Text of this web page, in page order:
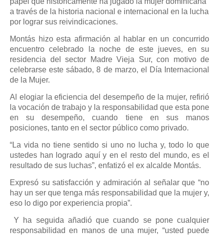
a través de la historia nacional e internacional en la lucha
por lograr sus reivindicaciones.
Montás hizo esta afirmación al hablar en un concurrido
encuentro celebrado la noche de este jueves, en su
residencia del sector Madre Vieja Sur, con motivo de
celebrarse este sábado, 8 de marzo, el Día Internacional
de la Mujer.
Al elogiar la eficiencia del desempeño de la mujer, refirió
la vocación de trabajo y la responsabilidad que esta pone
en su desempeño, cuando tiene en sus manos
posiciones, tanto en el sector público como privado.
“La vida no tiene sentido si uno no lucha y, todo lo que
ustedes han logrado aquí y en el resto del mundo, es el
resultado de sus luchas”, enfatizó el ex alcalde Montás.
Expresó su satisfacción y admiración al señalar que “no
hay un ser que tenga más responsabilidad que la mujer y,
eso lo digo por experiencia propia”.
Y ha seguida añadió que cuando se pone cualquier
responsabilidad en manos de una mujer, “usted puede